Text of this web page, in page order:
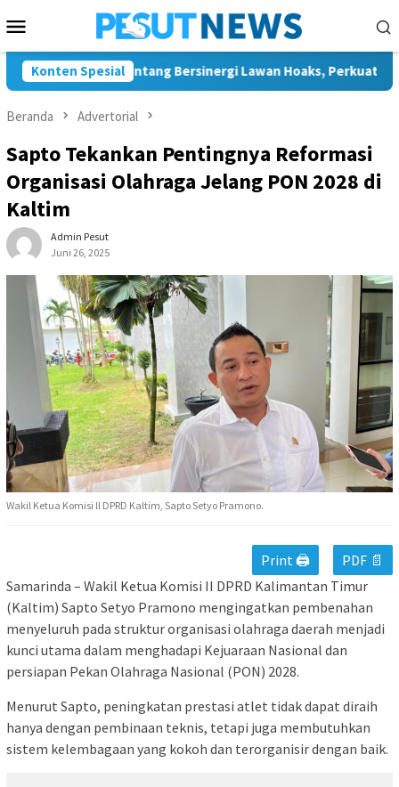
ke
Mobile
Konten Spesial
dan JMSI Bontang Bersinergi Lawan Hoaks, Perkuat Demokrasi
Beranda Advertorial
Sapto Tekankan Pentingnya Reformasi
Organisasi Olahraga Jelang PON 2028 di
Kaltim
Admin Pesut
Juni 26, 2025
Wakil Ketua Komisi ll DPRD Kaltim, Sapto Setyo Pramono.
Print 🖨
PDF 📄
Samarinda – Wakil Ketua Komisi II DPRD Kalimantan Timur
(Kaltim) Sapto Setyo Pramono mengingatkan pembenahan
menyeluruh pada struktur organisasi olahraga daerah menjadi
kunci utama dalam menghadapi Kejuaraan Nasional dan
persiapan Pekan Olahraga Nasional (PON) 2028.
Menurut Sapto, peningkatan prestasi atlet tidak dapat diraih
hanya dengan pembinaan teknis, tetapi juga membutuhkan
sistem kelembagaan yang kokoh dan terorganisir dengan baik.